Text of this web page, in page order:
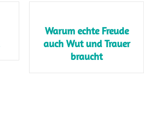
Warum echte Freude
auch Wut und Trauer
braucht